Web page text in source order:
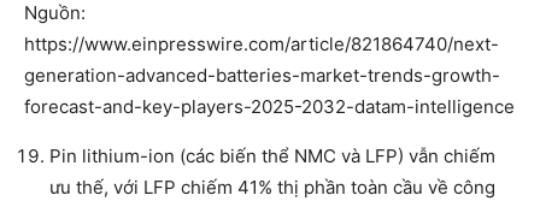
Nguồn:
https://www.einpresswire.com/article/821864740/next-
generation-advanced-batteries-market-trends-growth-
forecast-and-key-players-2025-2032-datam-intelligence
Pin lithium-ion (các biến thể NMC và LFP) vẫn chiếm
ưu thế, với LFP chiếm 41% thị phần toàn cầu về công